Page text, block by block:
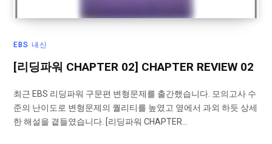
EBS 내신
[리딩파워 CHAPTER 02] CHAPTER REVIEW 02
최근 EBS 리딩파워 구문편 변형문제를 출간했습니다. 모의고사 수
준의 난이도로 변형문제의 퀄리티를 높였고 옆에서 과외 하듯 상세
한 해설을 곁들였습니다. [리딩파워 CHAPTER…